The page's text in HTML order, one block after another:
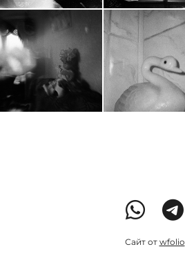
Сайт от wfolio